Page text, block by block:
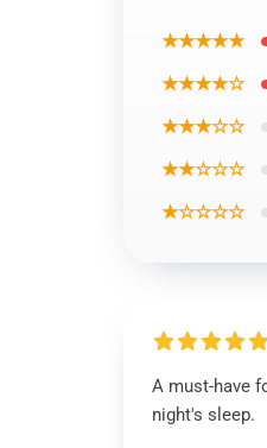
★★★★★
★★★★☆
★★★☆☆
★★☆☆☆
★☆☆☆☆
A must-have
night's sleep.